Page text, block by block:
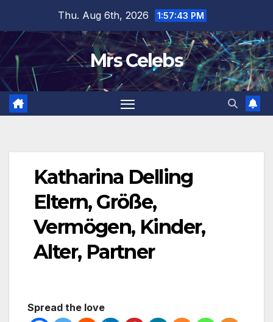
content
Thu. Aug 6th, 2026 1:57:44 PM
Mrs Celebs
Katharina Delling
Eltern, Größe,
Vermögen, Kinder,
Alter, Partner
Spread the love